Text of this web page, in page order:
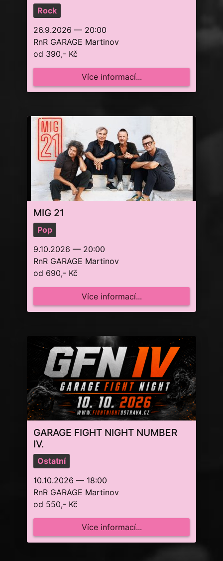
Rock
26.9.2026 — 20:00
RnR GARAGE Martinov
od 390,- Kč
Více informací...
MIG 21
Pop
9.10.2026 — 20:00
RnR GARAGE Martinov
od 690,- Kč
Více informací...
GARAGE FIGHT NIGHT NUMBER
IV.
Ostatní
10.10.2026 — 18:00
RnR GARAGE Martinov
od 550,- Kč
Více informací...